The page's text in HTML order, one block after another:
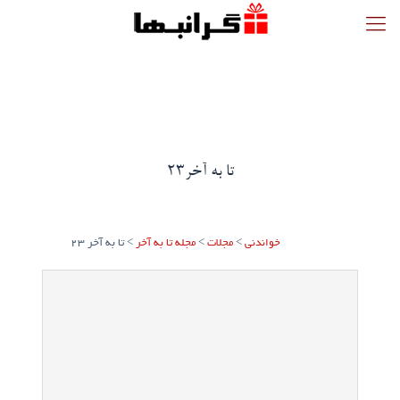
تا به آخر23
خواندنی> مجلات> مجله تا به آخر >تا به آخر 23